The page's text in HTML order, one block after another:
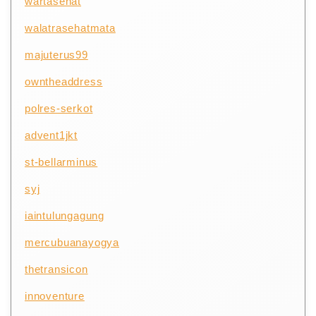
walatrasehatmata
majuterus99
owntheaddress
polres-serkot
advent1jkt
st-bellarminus
syj
iaintulungagung
mercubuanayogya
thetransicon
innoventure